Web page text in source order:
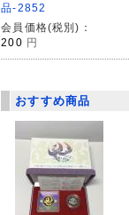
品-2852
会員価格(税別)：
200 円
おすすめ商品